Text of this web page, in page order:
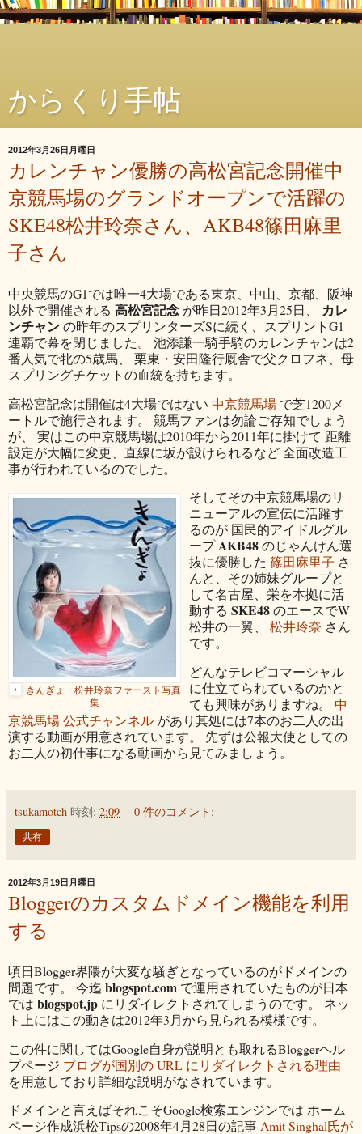
からくり手帖
2012年3月26日月曜日
カレンチャン優勝の高松宮記念開催中
京競馬場のグランドオープンで活躍の
SKE48松井玲奈さん、AKB48篠田麻里
子さん
中央競馬のG1では唯一4大場である東京、中山、京都、阪神
以外で開催される 高松宮記念 が昨日2012年3月25日、 カレ
ンチャンの昨年のスプリンターズSに続く、スプリントG1
連覇で幕を閉じました。 池添謙一騎手騎のカレンチャンは2
番人気で牝の5歳馬、 栗東・安田隆行厩舎で父クロフネ、母
スプリングチケットの血統を持ちます。
高松宮記念は開催は4大場ではない 中京競馬場 で芝1200メ
ートルで施行されます。 競馬ファンは勿論ご存知でしょう
が、 実はこの中京競馬場は2010年から2011年に掛けて 距離
設定が大幅に変更、直線に坂が設けられるなど 全面改造工
事が行われているのでした。
きんぎょ 松井玲奈ファースト写真
集
そしてその中京競馬場のリ
ニューアルの宣伝に活躍す
るのが 国民的アイドルグル
ープAKB48のじゃんけん選
抜に優勝した 篠田麻里子 さ
んと、その姉妹グループと
して名古屋、栄を本拠に活
動する SKE48のエースでW
松井の一翼、 松井玲奈 さん
です。
どんなテレビコマーシャル
に仕立てられているのかと
ても興味がありますね。 中
京競馬場 公式チャンネル があり其処には7本のお二人の出
演する動画が用意されています。 先ずは公報大使としての
お二人の初仕事になる動画から見てみましょう。
tsukamotch 時刻: 2:09 0 件のコメント:
共有
2012年3月19日月曜日
Bloggerのカスタムドメイン機能を利用
する
頃日Blogger界隈が大変な騒ぎとなっているのがドメインの
問題です。 今迄 blogspot.com で運用されていたものが日本
では blogspot.jp にリダイレクトされてしまうのです。 ネッ
ト上にはこの動きは2012年3月から見られる模様です。
この件に関してはGoogle自身が説明とも取れるBloggerヘル
プページ ブログが国別の URL にリダイレクトされる理由
を用意しており詳細な説明がなされています。
ドメインと言えばそれこそGoogle検索エンジンでは ホーム
ページ作成浜松Tipsの2008年4月28日の記事Amit Singhal氏が